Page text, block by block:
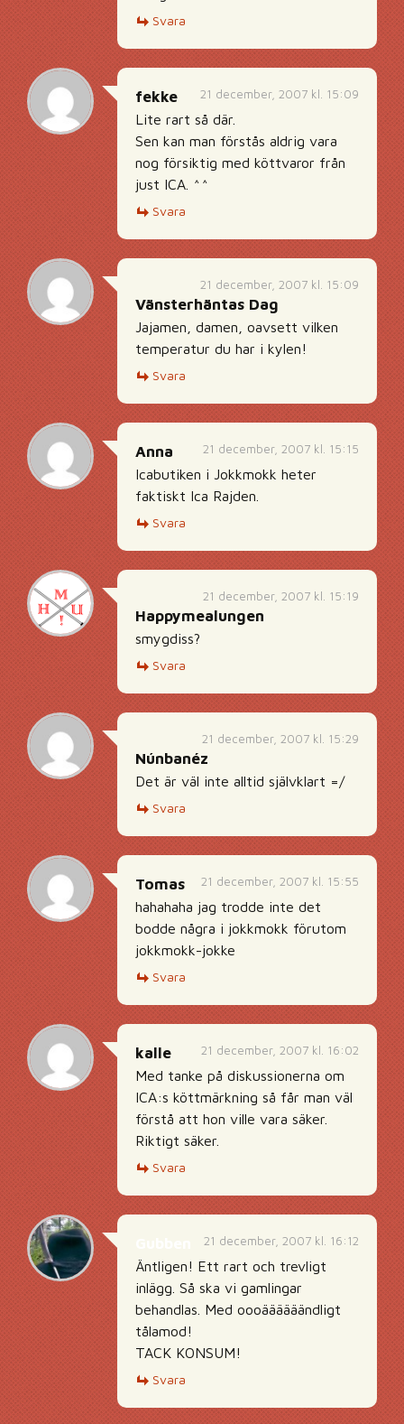
Svara
21 december, 2007 kl. 15:09
fekke
Lite rart så där.
Sen kan man förstås aldrig vara
nog försiktig med köttvaror från
just ICA. ^^
Svara
21 december, 2007 kl. 15:09
Vänsterhäntas Dag
Jajamen, damen, oavsett vilken
temperatur du har i kylen!
Svara
21 december, 2007 kl. 15:15
Anna
Icabutiken i Jokkmokk heter
faktiskt Ica Rajden.
Svara
21 december, 2007 kl. 15:19
Happymealungen
smygdiss?
Svara
21 december, 2007 kl. 15:29
Núnbanéz
Det är väl inte alltid självklart =/
Svara
21 december, 2007 kl. 15:55
Tomas
hahahaha jag trodde inte det
bodde några i jokkmokk förutom
jokkmokk-jokke
Svara
21 december, 2007 kl. 16:02
kalle
Med tanke på diskussionerna om
ICA:s köttmärkning så får man väl
förstå att hon ville vara säker.
Riktigt säker.
Svara
21 december, 2007 kl. 16:12
Äntligen! Ett rart och trevligt
inlägg. Så ska vi gamlingar
behandlas. Med oooäääääändligt
tålamod!
TACK KONSUM!
Svara